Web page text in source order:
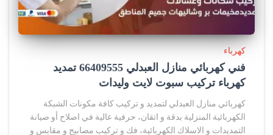
كهرباء
فني كهربائي منازل العبدلي 66409555 تمديد
كهرباء تركيب سبوت لايت وليدات
كهربائي منازل العبدلي لتمديد و تركيب كافة مكونات الشبكة
الكهربائية المنزلية بدقة و اتقان، حرفية عالية في اصلاح أو صيانة
التمديدات و الاسلاك الكهربائية، فك و تركيب مصابيح و مقابس و